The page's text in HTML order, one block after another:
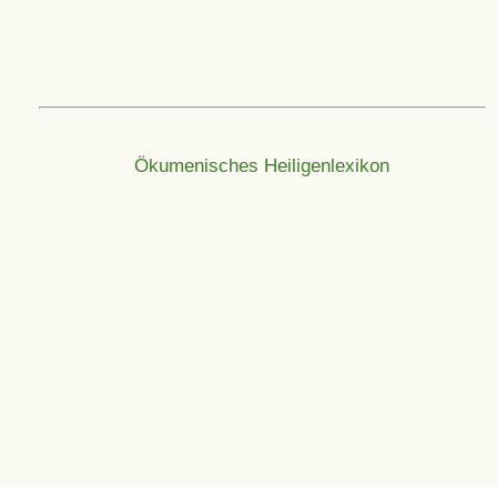
Ökumenisches Heiligenlexikon